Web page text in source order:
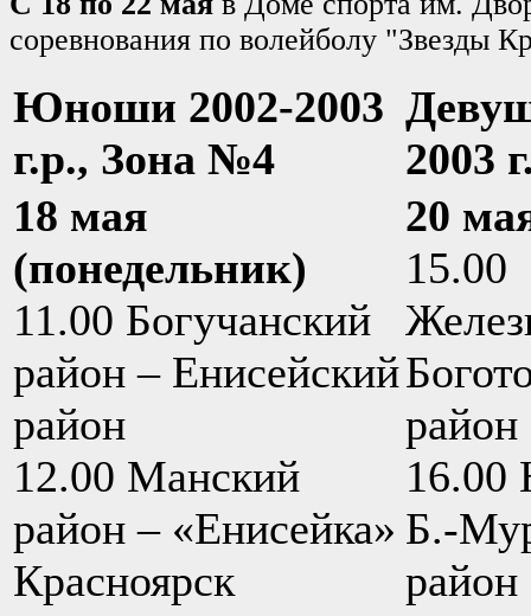
соревнования по волейболу "Звезды
Юноши 2002-2003
г.р., Зона №4
2003
18 мая
(понедельник)
11.00 Богучанский
район – Енисейский
район
12.00 Манский
район – «Енисейка»
Красноярск
20
15.00
район
16.00
Б.-
район